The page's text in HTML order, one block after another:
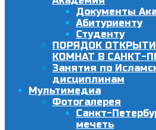
Документы
Абитуриенту
Студенту
ПОРЯДОК
КОМНАТ В САНКТ-
Занятия по
дисциплинам
Мультимедиа
Фотогалерея
Санкт-
мечеть